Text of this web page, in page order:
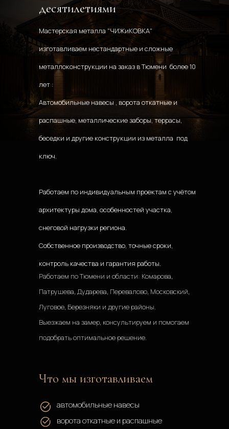
десятилетиями
Что мы изготавливаем
автомобильные навесы
ворота откатные и распашные
Мастерская металла "ЧИЖиКОВКА"
изготавливаем нестандартные и сложные
металлоконструкции на заказ в Тюмени  более 10
лет :
Автомобильные навесы , ворота откатные и
распашные, металлические заборы, террасы,
беседки и другие конструкции из металла  под
ключ.
Работаем по индивидуальным проектам с учётом
архитектуры дома, особенностей участка,
снеговой нагрузки региона.
Собственное производство, точные сроки,
контроль качества и гарантия работы.
Работаем по Тюмени и области: Комарова,
Патрушева, Дударева, Перевалово, Московский,
Луговое, Березняки и другие районы.
Выезжаем на замер, консультируем и помогаем
подобрать оптимальное решение.